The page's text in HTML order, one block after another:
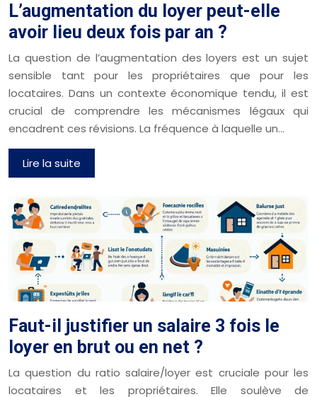
L’augmentation du loyer peut-elle
avoir lieu deux fois par an ?
La question de l’augmentation des loyers est un sujet
sensible tant pour les propriétaires que pour les
locataires. Dans un contexte économique tendu, il est
crucial de comprendre les mécanismes légaux qui
encadrent ces révisions. La fréquence à laquelle un…
Lire la suite
Faut-il justifier un salaire 3 fois le
loyer en brut ou en net ?
La question du ratio salaire/loyer est cruciale pour les
locataires et les propriétaires. Elle soulève de